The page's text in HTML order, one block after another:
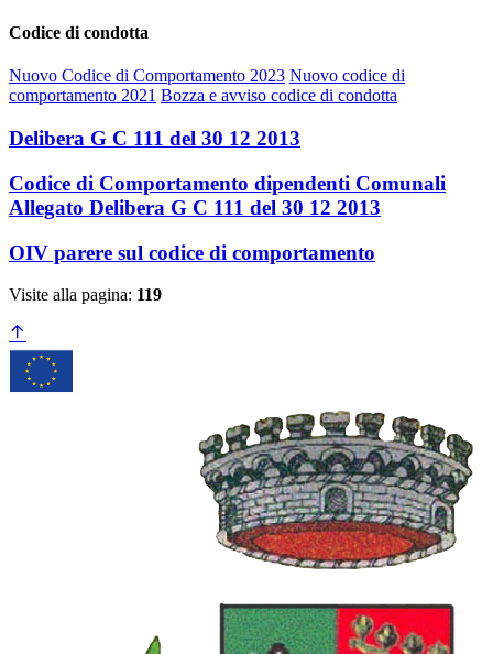
Codice di condotta
Nuovo Codice di Comportamento 2023 Nuovo codice di
comportamento 2021 Bozza e avviso codice di condotta
Delibera G C 111 del 30 12 2013
Codice di Comportamento dipendenti Comunali
Allegato Delibera G C 111 del 30 12 2013
OIV parere sul codice di comportamento
Visite alla pagina: 119